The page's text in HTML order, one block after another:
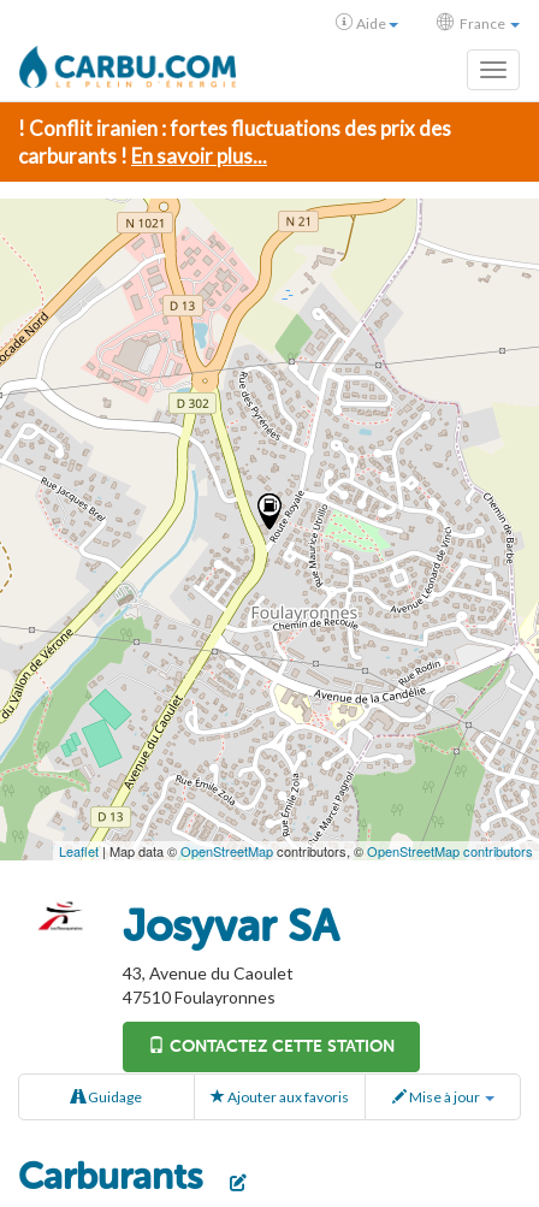
Aide France
! Conflit iranien : fortes fluctuations des prix des
carburants ! En savoir plus...
Leaflet| Map data ©OpenStreetMapcontributors, ©OpenStreetMap contributors
Josyvar SA
43, Avenue du Caoulet
47510Foulayronnes
CONTACTEZ CETTE STATION
Guidage Ajouter aux favoris Mise à jour
Carburants